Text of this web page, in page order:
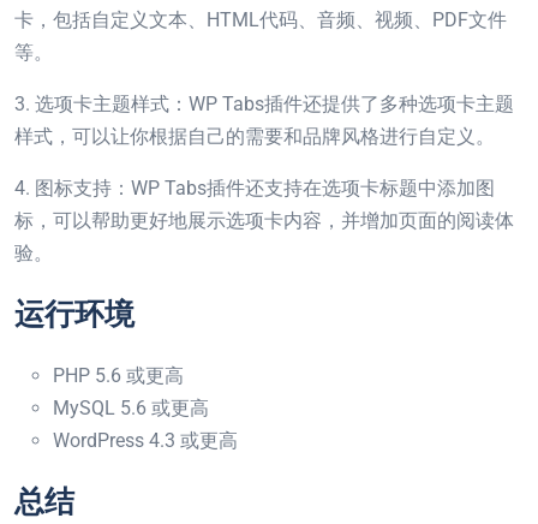
卡，包括自定义文本、HTML代码、音频、视频、PDF文件
等。
3. 选项卡主题样式：WP Tabs插件还提供了多种选项卡主题
样式，可以让你根据自己的需要和品牌风格进行自定义。
4. 图标支持：WP Tabs插件还支持在选项卡标题中添加图
标，可以帮助更好地展示选项卡内容，并增加页面的阅读体
验。
运行环境
PHP 5.6 或更高
MySQL 5.6 或更高
WordPress 4.3 或更高
总结